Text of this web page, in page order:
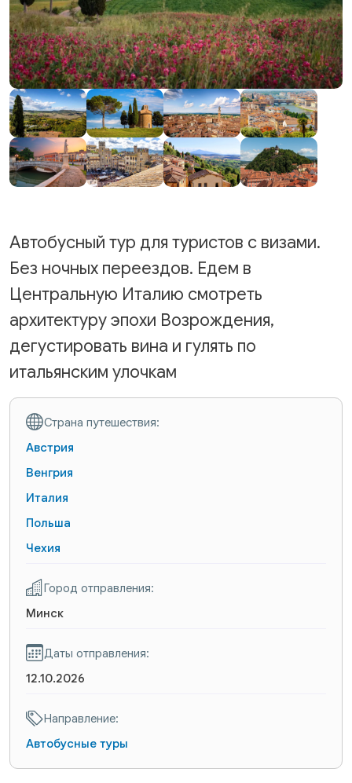
Автобусный тур для туристов с визами.
Без ночных переездов. Едем в
Центральную Италию смотреть
архитектуру эпохи Возрождения,
дегустировать вина и гулять по
итальянским улочкам
Страна путешествия:
Австрия
Венгрия
Италия
Польша
Чехия
Город отправления:
Минск
Даты отправления:
12.10.2026
Направление:
Автобусные туры